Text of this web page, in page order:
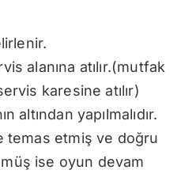
alanına atılır.(mutfak
karesine atılır)
altından yapılmalıdır.
temas etmiş ve doğru
ise oyun devam